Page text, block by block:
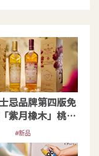
忌品牌第四版免
紫月橡木」桃機
才買得到！
#新品